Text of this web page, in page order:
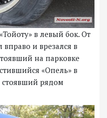
в левый бок. От
вправо и врезался в
на парковке
«Опель» в
стоявший рядом